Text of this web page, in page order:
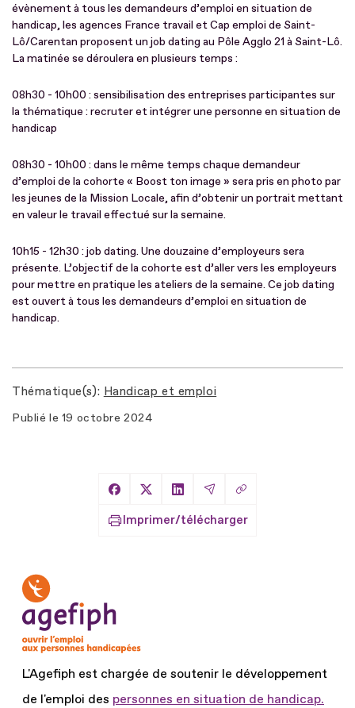
évènement à tous les demandeurs d’emploi en situation de
handicap, les agences France travail et Cap emploi de Saint-
Lô/Carentan proposent un job dating au Pôle Agglo 21 à Saint-Lô.
La matinée se déroulera en plusieurs temps :
08h30 - 10h00 : sensibilisation des entreprises participantes sur
la thématique : recruter et intégrer une personne en situation de
handicap
08h30 - 10h00 : dans le même temps chaque demandeur
d’emploi de la cohorte « Boost ton image » sera pris en photo par
les jeunes de la Mission Locale, afin d’obtenir un portrait mettant
en valeur le travail effectué sur la semaine.
10h15 - 12h30 : job dating. Une douzaine d’employeurs sera
présente. L’objectif de la cohorte est d’aller vers les employeurs
pour mettre en pratique les ateliers de la semaine. Ce job dating
est ouvert à tous les demandeurs d’emploi en situation de
handicap.
Thématique(s) Handicap et emploi
Publié le 19 octobre 2024
Partager sur Facebook
Partager sur X
Partager sur LinkedIn
Partager par Email
Copier le lien
Imprimer/télécharger
L'Agefiph est chargée de soutenir le développement
de l'emploi des personnes en situation de handicap.